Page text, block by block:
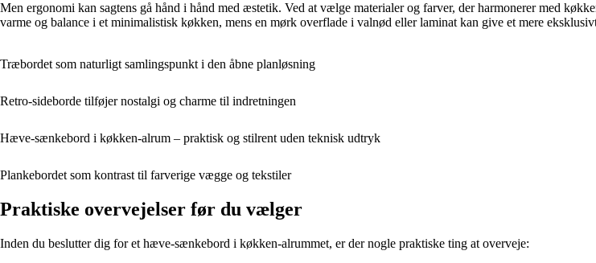
Men ergonomi kan sagtens gå hånd i hånd med æstetik. Ved at vælge materialer og farver, der harmonerer med
varme og balance i et minimalistisk køkken, mens en mørk overflade i valnød eller laminat kan give et mere
Træbordet som naturligt samlingspunkt i den åbne planløsning
Retro-sideborde tilføjer nostalgi og charme til indretningen
Hæve-sænkebord i køkken-alrum – praktisk og stilrent uden teknisk udtryk
Plankebordet som kontrast til farverige vægge og tekstiler
Praktiske overvejelser før du vælger
Inden du beslutter dig for et hæve-sænkebord i køkken-alrummet, er der nogle praktiske ting at overveje: